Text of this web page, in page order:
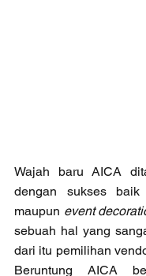
Wajah baru AICA
dengan sukses
maupun event
sebuah hal yang
dari itu pemilihan